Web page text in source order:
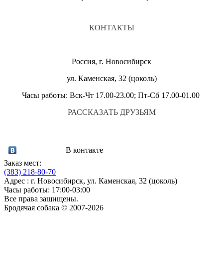
КОНТАКТЫ
Россия, г. Новосибирск
ул. Каменская, 32 (цоколь)
Часы работы: Вск-Чт 17.00-23.00; Пт-Сб 17.00-01.00
РАССКАЗАТЬ ДРУЗЬЯМ
В контакте
Заказ мест:
(383) 218-80-70
Адрес : г. Новосибирск, ул. Каменская, 32 (цоколь)
Часы работы: 17:00-03:00
Все права защищены.
Бродячая собака © 2007-2026